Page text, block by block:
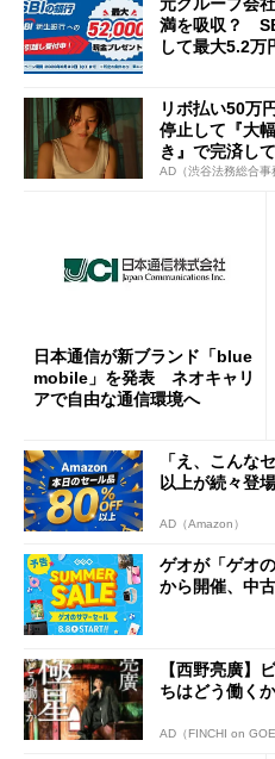
満を吸収？
して最大5.2万
リボ払い50万
停止して『大
き』で完済して
AD（渋谷法務総合事
日本通信が新ブランド「blue
mobile」を発表 ネオキャリ
アで自由な通信環境へ
「え、こんな
以上が続々登
AD（Amazon）
ゲオが「ゲオ
から開催、中
【西野亮廣】
ちはどう働くか
AD（FINCHI on